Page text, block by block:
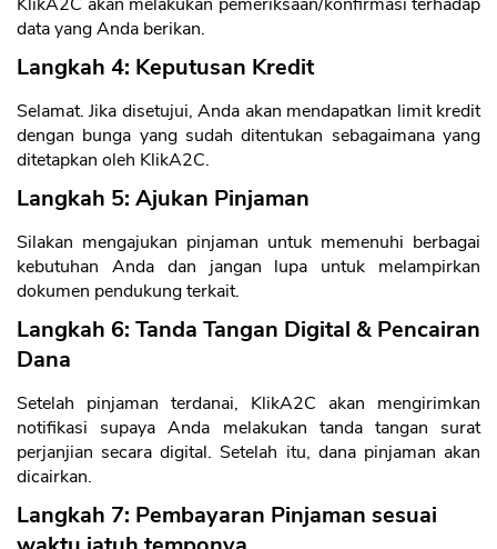
KlikA2C akan melakukan pemeriksaan/konfirmasi terhadap
data yang Anda berikan.
Langkah 4: Keputusan Kredit
Selamat. Jika disetujui, Anda akan mendapatkan limit kredit
dengan bunga yang sudah ditentukan sebagaimana yang
ditetapkan oleh KlikA2C.
Langkah 5: Ajukan Pinjaman
Silakan mengajukan pinjaman untuk memenuhi berbagai
kebutuhan Anda dan jangan lupa untuk melampirkan
dokumen pendukung terkait.
Langkah 6: Tanda Tangan Digital & Pencairan
Dana
Setelah pinjaman terdanai, KlikA2C akan mengirimkan
notifikasi supaya Anda melakukan tanda tangan surat
perjanjian secara digital. Setelah itu, dana pinjaman akan
dicairkan.
Langkah 7: Pembayaran Pinjaman sesuai